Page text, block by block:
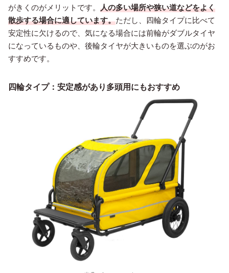
がきくのがメリットです。 人の多い場所や狭い道などをよく
散歩する場合に適しています。ただし、四輪タイプに比べて
安定性に欠けるので、気になる場合には前輪がダブルタイヤ
になっているものや、後輪タイヤが大きいものを選ぶのがお
すすめです。
四輪タイプ：安定感があり多頭用にもおすすめ